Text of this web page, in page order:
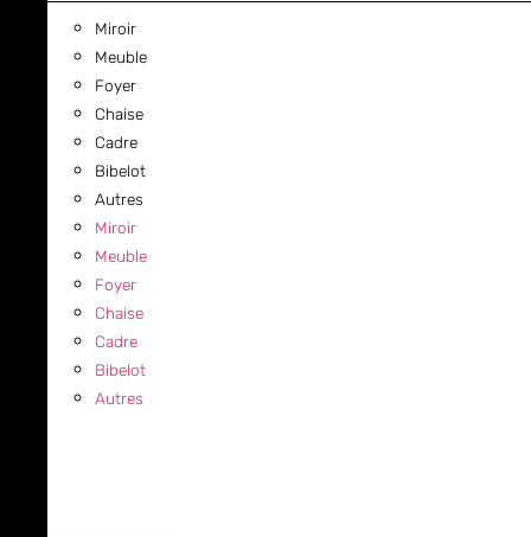
Miroir
Meuble
Foyer
Chaise
Cadre
Bibelot
Autres
Miroir
Meuble
Foyer
Chaise
Cadre
Bibelot
Autres